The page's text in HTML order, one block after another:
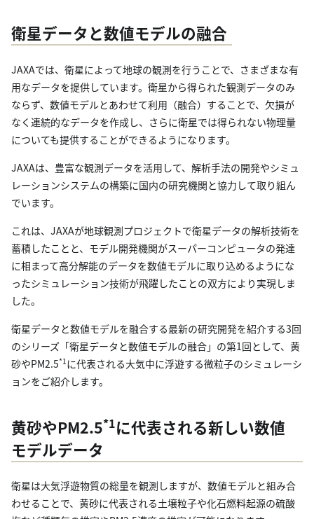
衛星データと数値モデルの融合
JAXAでは、衛星によって地球の観測を行うことで、さまざまな有
用なデータを提供しています。衛星から得られた観測データのみ
ならず、数値モデルとあわせて利用（融合）することで、欠損が
なく連続的なデータを作成し、さらに衛星では得られない物理量
についても提供することができるようになります。
JAXAは、豊富な観測データを活用して、解析手法の開発やシミュ
レーションシステムの構築に国内の研究機関と協力して取り組ん
でいます。
これは、JAXAが地球観測プロジェクトで衛星データの解析技術を
蓄積したことと、モデル開発機関がスーパーコンピュータの発達
に相まって高分解能のデータを数値モデルに取り込めるようにな
ったシミュレーション技術が飛躍したことの双方により実現しま
した。
衛星データと数値モデルを融合する最新の研究開発を紹介する3回
のシリーズ「衛星データと数値モデルの融合」の第1回として、黄
砂やPM2.5*1 に代表される大気中に浮遊する微粒子のシミュレーシ
ョンをご紹介します。
黄砂やPM2.5*1に代表される新しい数値
モデルデータ
衛星は大気浮遊物質の総量を観測しますが、数値モデルと組み合
わせることで、黄砂に代表される土壌粒子や化石燃料起源の硫酸